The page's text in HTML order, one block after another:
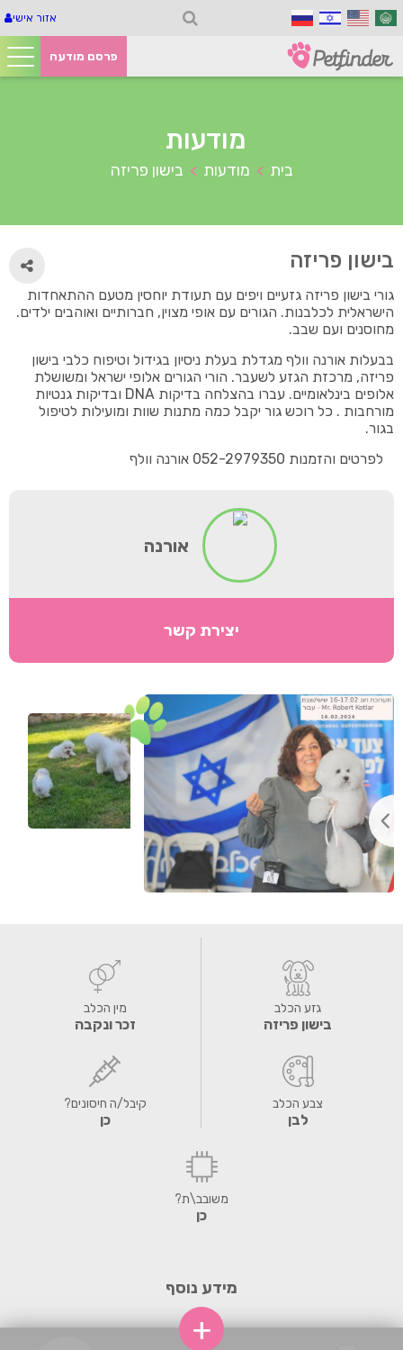
אזור אישי
פרסם מודעה
מודעות
בית > מודעות > בישון פריזה
בישון פריזה
גורי בישון פריזה גזעיים ויפים עם תעודת יוחסין מטעם ההתאחדות
הישראלית לכלבנות. הגורים עם אופי מצוין, חברותיים ואוהבים ילדים.
מחוסנים ועם שבב.
בבעלות אורנה וולף מגדלת בעלת ניסיון בגידול וטיפוח כלבי בישון
פריזה, מרכזת הגזע לשעבר. הורי הגורים אלופי ישראל ומשושלת
אלופים בינלאומיים. עברו בהצלחה בדיקות DNA ובדיקות גנטיות
מורחבות . כל רוכש גור יקבל כמה מתנות שוות ומועילות לטיפול
בגור.
לפרטים והזמנות 052-2979350 אורנה וולף
אורנה
יצירת קשר
גזע הכלב
בישון פריזה
מין הכלב
זכר ונקבה
צבע הכלב
לבן
קיבל/ה חיסונים?
כן
משובב\ת?
כן
מידע נוסף
+